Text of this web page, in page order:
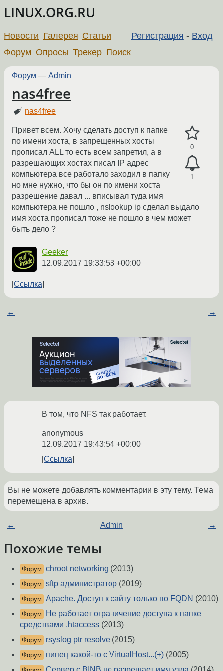
LINUX.ORG.RU
Регистрация - Вход
Новости Галерея Статьи
Форум Опросы Трекер Поиск
Форум — Admin
nas4free
nas4free
0
1
Привет всем. Хочу сделать доступ к папке
по имени хоста, в запрещенных хосты
прописал ALL то есть всем запретил, а в
разрешающих хостах писал IP адрес
компьютера все работало заходил в папку
но мне нужно, что бы он по имени хоста
разрешение давал ... вписывал туда имя
компьютера не пошло , nslookup ip сделал выдало
имя хоста прописал тоже не пошло в чем может
быть дело ?
Geeker
12.09.2017 19:33:53 +00:00
Ссылка
← →
В том, что NFS так работает.
anonymous
12.09.2017 19:43:54 +00:00
Ссылка
Вы не можете добавлять комментарии в эту тему. Тема
перемещена в архив.
← Admin →
Похожие темы
Форум chroot networking (2013)
Форум sftp администратор (2019)
Форум Apache. Доступ к сайту только по FQDN (2010)
Форум
Не работает ограничение доступа к папке
средствами .htaccess (2013)
Форум rsyslog ptr resolve (2015)
Форум пипец какой-то с VirtualHost...(+) (2005)
Сервер с BINВ не разрешает имя узла (2014)